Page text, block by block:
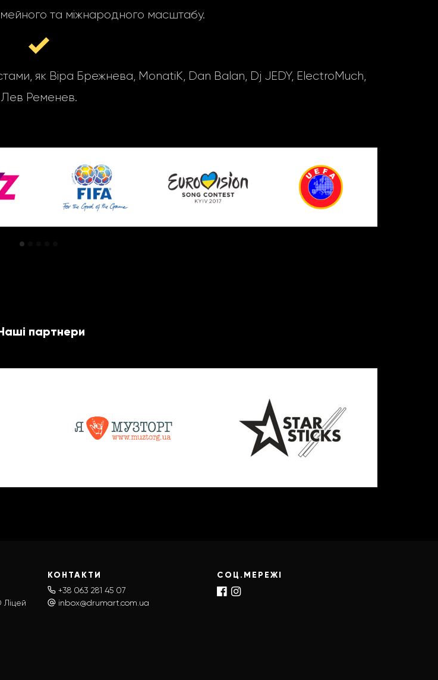
та міжнародного масштабу.
як Віра Брежнева, MonatiK, Dan Balan, Dj JEDY, ElectroMuch,
Лев Ременев.
партнери
Ліцей
КОНТАКТИ
+38 063 281 45 07
inbox@drumart.com.ua
СОЦ.МЕРЕЖІ